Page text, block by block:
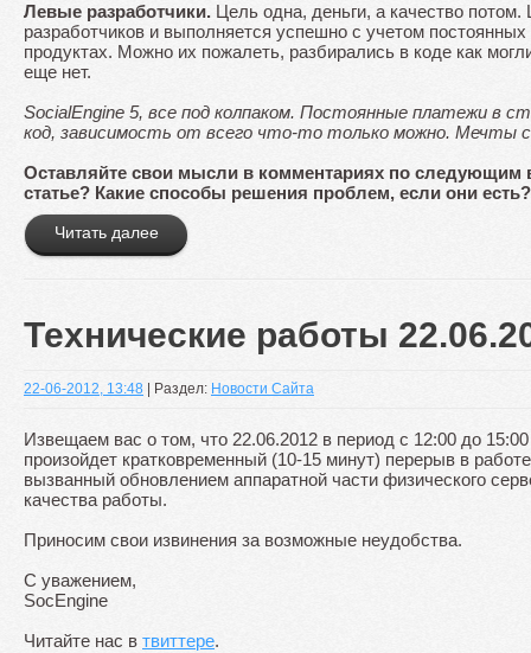
Левые разработчики. Цель одна, деньги, а качество потом.
разработчиков и выполняется успешно с учетом
продуктах. Можно их пожалеть, разбирались в коде как
еще нет.
SocialEngine 5, все под колпаком. Постоянные платежи в
код, зависимость от всего что-то только можно.
Оставляйте свои мысли в комментариях по следующим
статье? Какие способы решения проблем, если они
Читать далее
Технические работы
22-06-2012, 13:48 | Раздел: Новости Сайта
Извещаем вас о том, что 22.06.2012 в период с 12:00 до
произойдет кратковременный (10-15 минут) перерыв в
вызванный обновлением аппаратной части физического
качества работы.
Приносим свои извинения за возможные неудобства.
С уважением,
SocEngine
Читайте нас в твиттере.